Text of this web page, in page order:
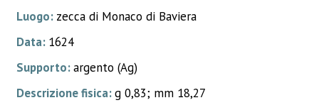
Luogo: zecca di Monaco di Baviera
Data: 1624
Supporto:argento (Ag)
Descrizione fisica:g 0,83; mm 18,27